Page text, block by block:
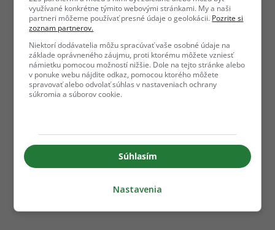
využívané konkrétne týmito webovými stránkami. My a naši
partneri môžeme používať presné údaje o geolokácii. Pozrite si
zoznam partnerov.
Niektorí dodávatelia môžu spracúvať vaše osobné údaje na
základe oprávneného záujmu, proti ktorému môžete vzniesť
námietku pomocou možností nižšie. Dole na tejto stránke alebo
v ponuke webu nájdite odkaz, pomocou ktorého môžete
spravovať alebo odvolať súhlas v nastaveniach ochrany
súkromia a súborov cookie.
Súhlasím
Nastavenia